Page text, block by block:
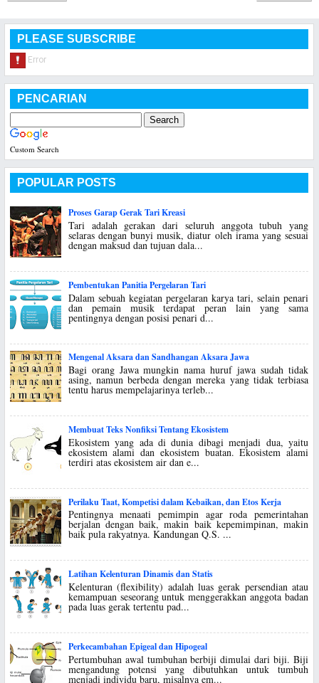
PLEASE SUBSCRIBE
PENCARIAN
Custom Search
POPULAR POSTS
Proses Garap Gerak Tari Kreasi
Tari adalah gerakan dari seluruh anggota tubuh yang
selaras dengan bunyi musik, diatur oleh irama yang sesuai
dengan maksud dan tujuan dala...
Pembentukan Panitia Pergelaran Tari
Dalam sebuah kegiatan pergelaran karya tari, selain penari
dan pemain musik terdapat peran lain yang sama
pentingnya dengan posisi penari d...
Mengenal Aksara dan Sandhangan Aksara Jawa
Bagi orang Jawa mungkin nama huruf jawa sudah tidak
asing, namun berbeda dengan mereka yang tidak terbiasa
tentu harus mempelajarinya terleb...
Membuat Teks Nonfiksi Tentang Ekosistem
Ekosistem yang ada di dunia dibagi menjadi dua, yaitu
ekosistem alami dan ekosistem buatan. Ekosistem alami
terdiri atas ekosistem air dan e...
Perilaku Taat, Kompetisi dalam Kebaikan, dan Etos Kerja
Pentingnya menaati pemimpin agar roda pemerintahan
berjalan dengan baik, makin baik kepemimpinan, makin
baik pula rakyatnya. Kandungan Q.S. ...
Latihan Kelenturan Dinamis dan Statis
Kelenturan (flexibility) adalah luas gerak persendian atau
kemampuan seseorang untuk menggerakkan anggota badan
pada luas gerak tertentu pad...
Perkecambahan Epigeal dan Hipogeal
Pertumbuhan awal tumbuhan berbiji dimulai dari biji. Biji
mengandung potensi yang dibutuhkan untuk tumbuh
menjadi individu baru, misalnya em...